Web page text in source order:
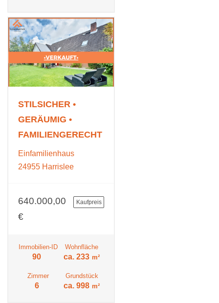
STILSICHER •
GERÄUMIG •
FAMILIENGERECHT
Einfamilienhaus
24955 Harrislee
640.000,00
€
Kaufpreis
Immobilien-ID
90
Wohnfläche
ca. 233 m²
Zimmer
6
Grundstück
ca. 998 m²